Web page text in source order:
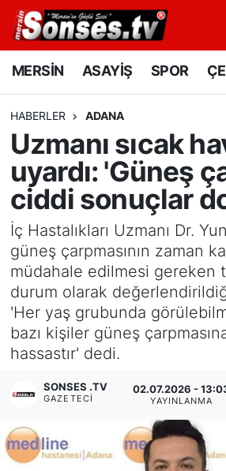
MERSİN ASAYİŞ SPOR
HABERLER ADANA
Uzmanı sıcak
uyardı: 'Güneş
ciddi sonuçlar
İç Hastalıkları Uzmanı Dr.
güneş çarpmasının zaman
müdahale edilmesi gereken
durum olarak
'Her yaş grubunda
bazı kişiler güneş
hassastır' dedi.
SONSES .TV
GAZETECI
02.07.2026 -
YAYINLANMA
MERSİN
SPOR
GÜNÜN MANŞETİ
DÜNYA
KÜLTÜR - SANAT
MAGAZİN
SAĞLIK
Siyaset
Haberde insan
Mersin Nöbetçi Eczaneler
Mersin Namaz Vakitleri
Mersin Trafik Yoğunluk
Süper Lig Puan Durumu ve
Tüm Manşetler
Son Dakika Haberleri
Haber Arşivi